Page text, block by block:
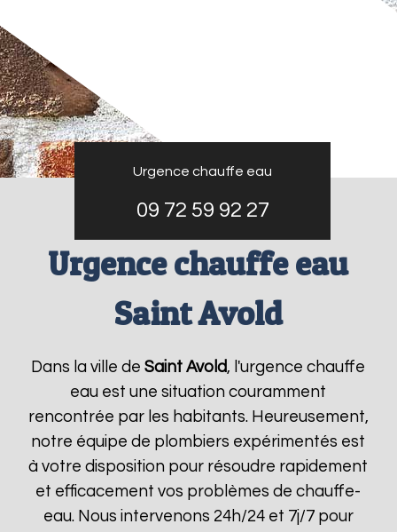
Urgence chauffe eau
09 72 59 92 27
Urgence chauffe eau
Saint Avold
Dans la ville deSaint Avold, l'urgence chauffe
eau est une situation couramment
rencontrée par les habitants. Heureusement,
notre équipe de plombiers expérimentés est
à votre disposition pour résoudre rapidement
et efficacement vos problèmes de chauffe-
eau. Nous intervenons 24h/24 et 7j/7 pour